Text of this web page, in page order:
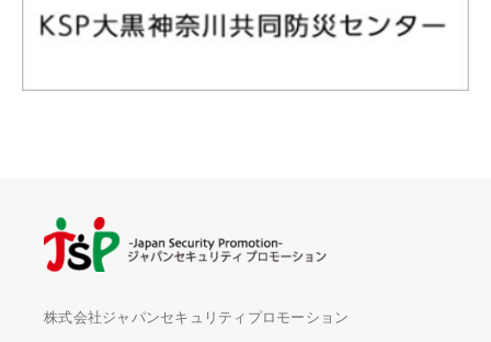
株式会社ジャパンセキュリティプロモーション